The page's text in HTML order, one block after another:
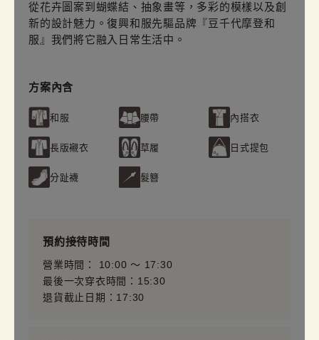
從花卉圖案到蝴蝶結、抽象畫等，多彩的模樣以及創
新的設計魅力。復興和服先驅品牌『豆千代摩登和
服』我們將它融入日常生活中。
方案內含
和服 腰帶 內搭衣
長版襯衣 草履 日式提包
分趾襪 髮簪
預約接待時間
營業時間： 10:00 〜 17:30
最後一次穿衣時間：15:30
退貨截止日期：17:30